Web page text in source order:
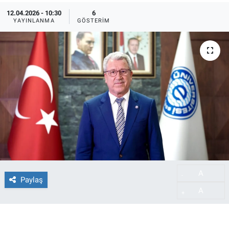
12.04.2026 - 10:30
YAYINLANMA
6
GÖSTERIM
Paylaş
Tüm Haberler
İletişim
Künye
Süper Lig Puan Durumu ve Fikstür
Tüm Manşetler
Son Dakika Haberleri
Haber Arşivi